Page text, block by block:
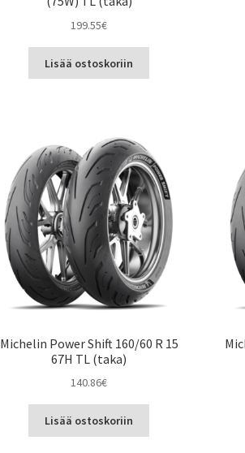
199.55€
Lisää ostoskoriin
Michelin Power Shift 160/60 R 15
67H TL (taka)
140.86€
Lisää ostoskoriin